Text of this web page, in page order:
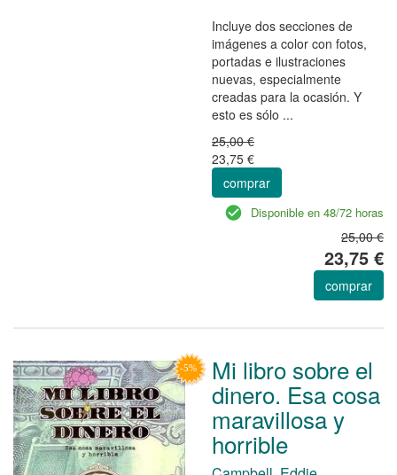
Incluye dos secciones de
imágenes a color con fotos,
portadas e ilustraciones
nuevas, especialmente
creadas para la ocasión. Y
esto es sólo ...
25,00 €
23,75 €
comprar
Disponible en 48/72 horas
25,00 €
23,75 €
comprar
Mi libro sobre el
dinero. Esa cosa
maravillosa y
horrible